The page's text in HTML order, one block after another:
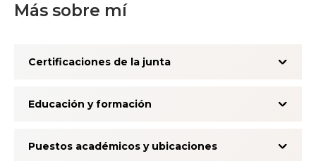
Más sobre mí
Certificaciones de la junta
Educación y formación
Puestos académicos y ubicaciones